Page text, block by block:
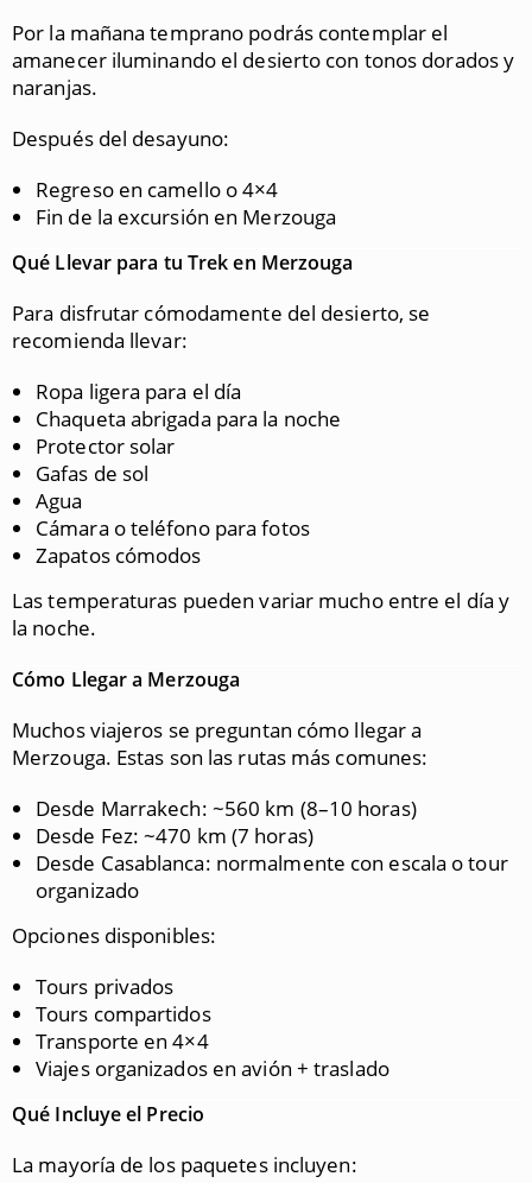
Por la mañana temprano podrás contemplar el
amanecer iluminando el desierto con tonos dorados y
naranjas.
Después del desayuno:
Regreso en camello o 4×4
Fin de la excursión en Merzouga
Qué Llevar para tu Trek en Merzouga
Para disfrutar cómodamente del desierto, se
recomienda llevar:
Ropa ligera para el día
Chaqueta abrigada para la noche
Protector solar
Gafas de sol
Agua
Cámara o teléfono para fotos
Zapatos cómodos
Las temperaturas pueden variar mucho entre el día y
la noche.
Cómo Llegar a Merzouga
Muchos viajeros se preguntan cómo llegar a
Merzouga. Estas son las rutas más comunes:
Desde Marrakech: ~560 km (8–10 horas)
Desde Fez: ~470 km (7 horas)
Desde Casablanca: normalmente con escala o tour
organizado
Opciones disponibles:
Tours privados
Tours compartidos
Transporte en 4×4
Viajes organizados en avión + traslado
Qué Incluye el Precio
La mayoría de los paquetes incluyen: